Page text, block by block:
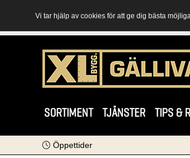
Vi tar hjälp av cookies för att ge dig bästa
SORTIMENT TJÄNSTER TIPS &
Öppettider